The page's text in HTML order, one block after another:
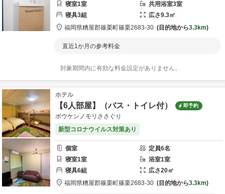
寝室1室 共用浴室3室
寝具3組 広さ9.3㎡
福岡県糟屋郡篠栗町篠栗2683-30 目的地から3.3km
直近1か月の参考料金
対象期間内に有効な料金設定がありません。
ホテル
【6人部屋】（バス・トイレ付） 即予約
ボウケンノモリささぐり
新型コロナウイルス対策あり
個室 定員6名
寝室1室 浴室1室
寝具6組 広さ20㎡
福岡県糟屋郡篠栗町篠栗2683-30 目的地から3.3km